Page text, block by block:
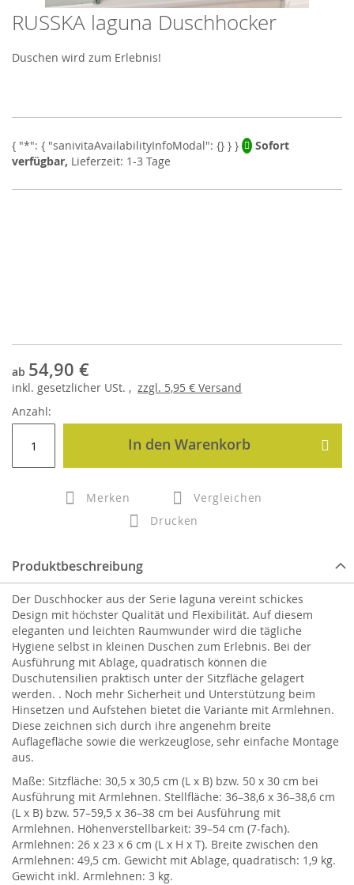
Skip
to
the
beginning
images
RUSSKA laguna Duschhocker
Duschen wird zum Erlebnis!
Sofort
verfügbar, Lieferzeit: 1-3 Tage
ab 54,90 €
inkl. gesetzlicher USt. , zzgl. 5,95 € Versand
Anzahl:
In den Warenkorb
Merken
Vergleichen
Drucken
Produktbeschreibung
Der Duschhocker aus der Serie laguna vereint schickes
Design mit höchster Qualität und Flexibilität. Auf diesem
eleganten und leichten Raumwunder wird die tägliche
Hygiene selbst in kleinen Duschen zum Erlebnis. Bei der
Ausführung mit Ablage, quadratisch können die
Duschutensilien praktisch unter der Sitzfläche gelagert
werden. . Noch mehr Sicherheit und Unterstützung beim
Hinsetzen und Aufstehen bietet die Variante mit Armlehnen.
Diese zeichnen sich durch ihre angenehm breite
Auflagefläche sowie die werkzeuglose, sehr einfache Montage
aus.
Maße: Sitzfläche: 30,5 x 30,5 cm (L x B) bzw. 50 x 30 cm bei
Ausführung mit Armlehnen. Stellfläche: 36–38,6 x 36–38,6 cm
(L x B) bzw. 57–59,5 x 36–38 cm bei Ausführung mit
Armlehnen. Höhenverstellbarkeit: 39–54 cm (7-fach).
Armlehnen: 26 x 23 x 6 cm (L x H x T). Breite zwischen den
Armlehnen: 49,5 cm. Gewicht mit Ablage, quadratisch: 1,9 kg.
Gewicht inkl. Armlehnen: 3 kg.